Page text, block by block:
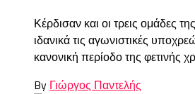
Κέρδισαν και οι τρεις ομάδες
ιδανικά τις αγωνιστικές
κανονική περίοδο της φετινής
By Γιώργος Παντελής